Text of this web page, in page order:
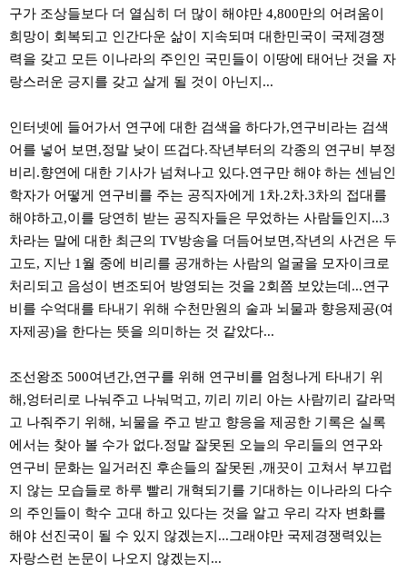
구가 조상들보다 더 열심히 더 많이 해야만 4,800만의 어려움이
희망이 회복되고 인간다운 삶이 지속되며 대한민국이 국제경쟁
력을 갖고 모든 이나라의 주인인 국민들이 이땅에 태어난 것을 자
랑스러운 긍지를 갖고 살게 될 것이 아닌지...
인터넷에 들어가서 연구에 대한 검색을 하다가,연구비라는 검색
어를 넣어 보면,정말 낮이 뜨겁다.작년부터의 각종의 연구비 부정
비리.향연에 대한 기사가 넘쳐나고 있다.연구만 해야 하는 센님인
학자가 어떻게 연구비를 주는 공직자에게 1차.2차.3차의 접대를
해야하고,이를 당연히 받는 공직자들은 무었하는 사람들인지...3
차라는 말에 대한 최근의 TV방송을 더듬어보면,작년의 사건은 두
고도, 지난 1월 중에 비리를 공개하는 사람의 얼굴을 모자이크로
처리되고 음성이 변조되어 방영되는 것을 2회쯤 보았는데...연구
비를 수억대를 타내기 위해 수천만원의 술과 뇌물과 향응제공(여
자제공)을 한다는 뜻을 의미하는 것 같았다...
조선왕조 500여년간,연구를 위해 연구비를 엄청나게 타내기 위
해,엉터리로 나눠주고 나눠먹고, 끼리 끼리 아는 사람끼리 갈라먹
고 나줘주기 위해, 뇌물을 주고 받고 향응을 제공한 기록은 실록
에서는 찾아 볼 수가 없다.정말 잘못된 오늘의 우리들의 연구와
연구비 문화는 일거러진 후손들의 잘못된 ,깨끗이 고쳐서 부끄럽
지 않는 모습들로 하루 빨리 개혁되기를 기대하는 이나라의 다수
의 주인들이 학수 고대 하고 있다는 것을 알고 우리 각자 변화를
해야 선진국이 될 수 있지 않겠는지...그래야만 국제경쟁력있는
자랑스런 논문이 나오지 않겠는지...